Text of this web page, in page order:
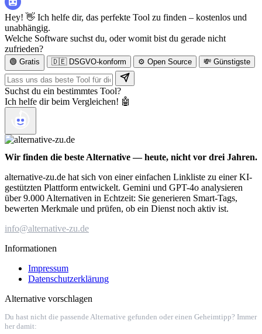
Hey! 👋 Ich helfe dir, das perfekte Tool zu finden – kostenlos und
unabhängig.
Welche Software suchst du, oder womit bist du gerade nicht
zufrieden?
🟢 Gratis 🇩🇪 DSGVO-konform ⚙️ Open Source 💸 Günstigste
Suchst du ein bestimmtes Tool?
Ich helfe dir beim Vergleichen! 🤖
Wir finden die beste Alternative — heute, nicht vor drei Jahren.
alternative-zu.de hat sich von einer einfachen Linkliste zu einer KI-
gestützten Plattform entwickelt. Gemini und GPT-4o analysieren
über 9.000 Alternativen in Echtzeit: Sie generieren Smart-Tags,
bewerten Merkmale und prüfen, ob ein Dienst noch aktiv ist.
info@alternative-zu.de
Informationen
Impressum
Datenschutzerklärung
Alternative vorschlagen
Du hast nicht die passende Alternative gefunden oder einen Geheimtipp? Immer
her damit: